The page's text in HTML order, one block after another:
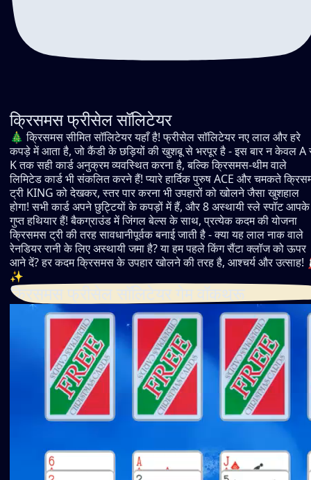
क्रिसमस फ्रीसेल सॉलिटेयर
🎄 क्रिसमस सीमित सॉलिटेयर यहाँ है! फ्रीसेल सॉलिटेयर नए लाल और हरे
कपड़े में आता है, जो कैंडी के छड़ियों की खुशबू से भरपूर है - इस बार न केवल A
K तक सही कार्ड अनुक्रम व्यवस्थित करना है, बल्कि क्रिसमस-थीम वाले
लिमिटेड कार्ड भी संकलित करने हैं! प्यारे हार्दिक पुरुष ACE और चमकते
ट्री KING को देखकर, स्तर पार करना भी उपहारों को खोलने जैसा खुशहाल
होगा! सभी कार्ड अपने छुट्टियों के कपड़ों में हैं, और 8 अस्थायी स्ले स्पॉट आपके
गुप्त हथियार हैं! बैकग्राउंड में जिंगल बेल्स के साथ, प्रत्येक कदम की योजना
क्रिसमस ट्री की तरह सावधानीपूर्वक बनाई जाती है - क्या यह लाल नाक वाले
रेनडियर रानी के लिए अस्थायी जमा है? या हम पहले किंग सैंटा क्लॉज को ऊपर
आने दें? हर कदम क्रिसमस के उपहार खोलने की तरह है, आश्चर्य और उत्साह!
✨
क्रिसमस फ्रीसेल सॉलिटेयर गेम वॉकथ्रू